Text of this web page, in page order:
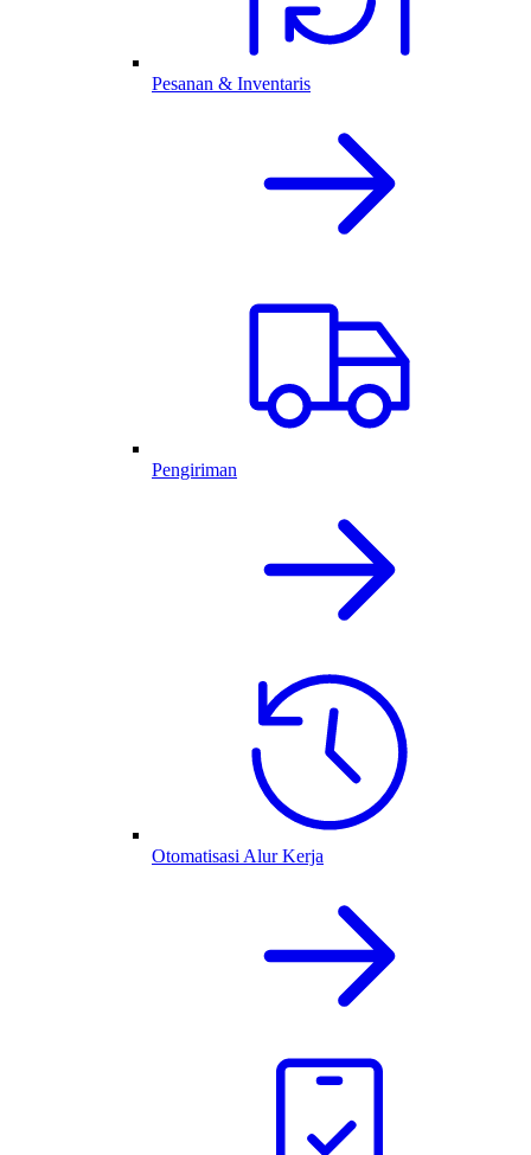
Pesanan & Inventaris
Pengiriman
Otomatisasi Alur Kerja